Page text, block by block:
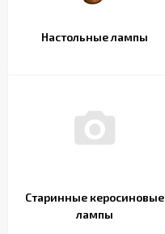
Настольные лампы
Старинные керосиновые
лампы